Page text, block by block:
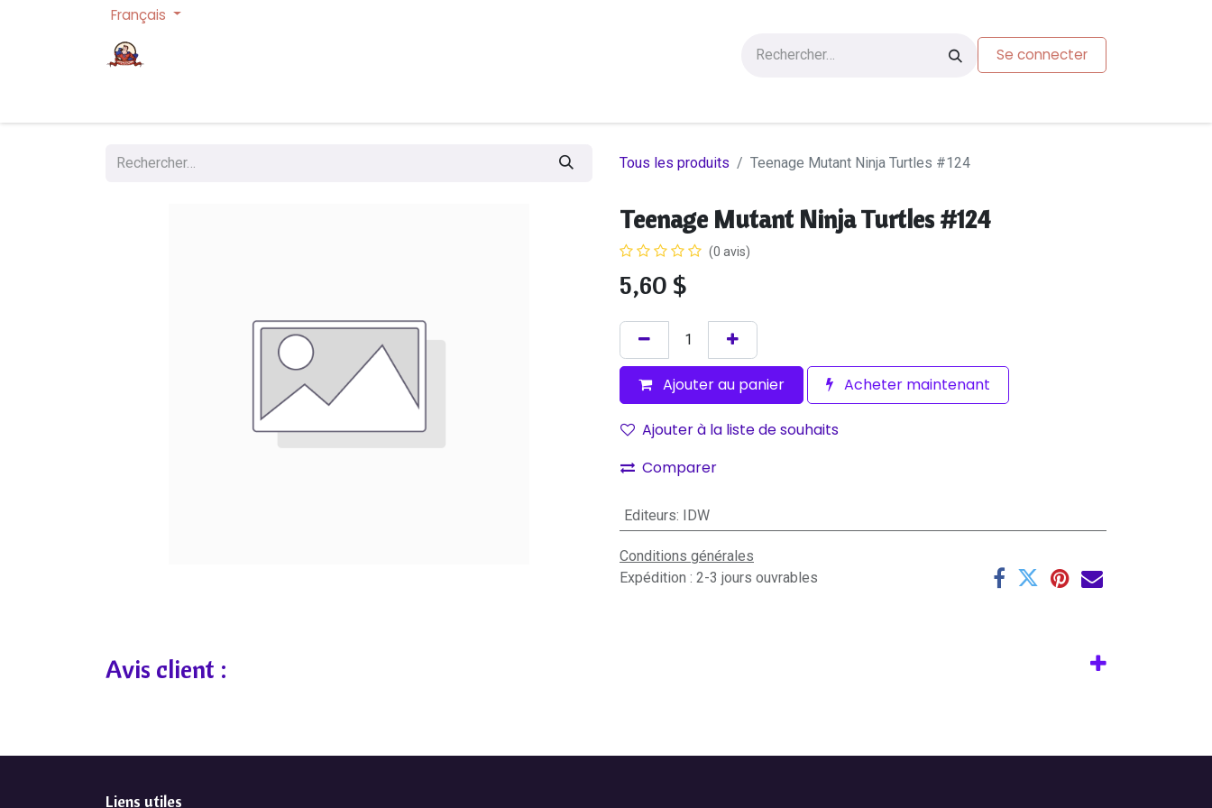
Français
Se connecter
Tous les produits Teenage Mutant Ninja Turtles #124
Teenage Mutant Ninja Turtles #124
(0 avis)
5,60 $
Ajouter au panier Acheter maintenant
Ajouter à la liste de souhaits
Comparer
Editeurs: IDW
Conditions générales
Expédition : 2-3 jours ouvrables
Avis client :
Liens utiles